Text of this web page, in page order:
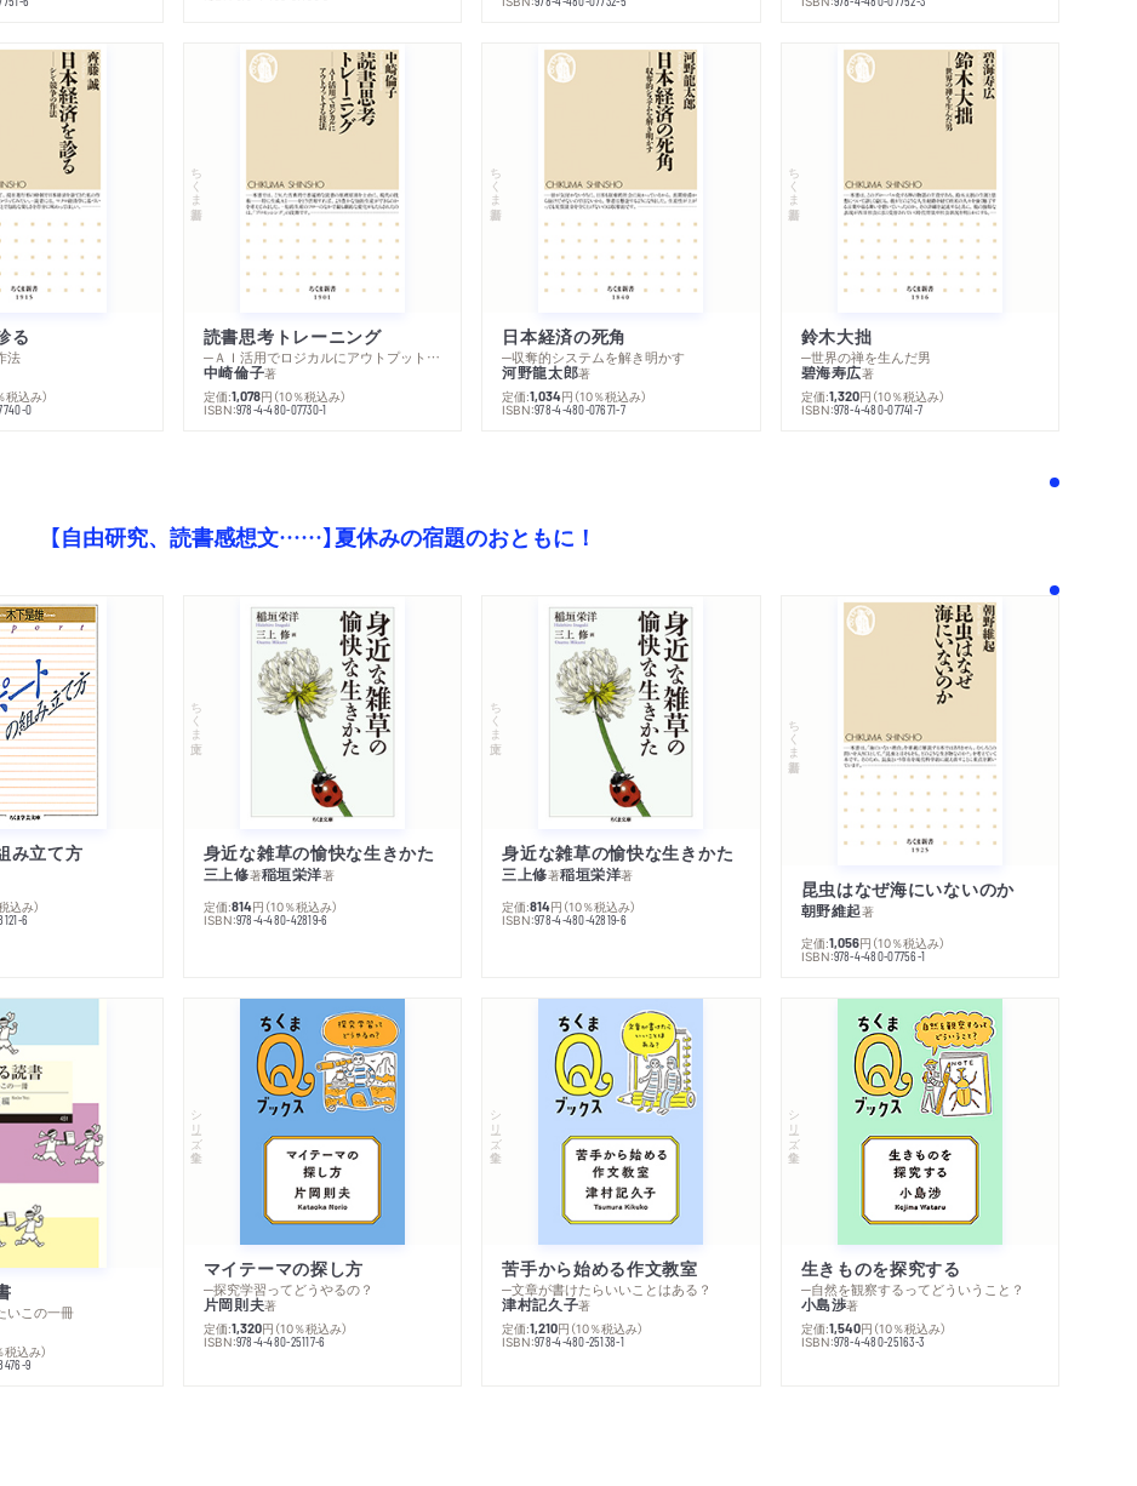
る
法
税込み）
0
ちくま新書
読書思考トレーニング
─ＡＩ活用でロジカルにアウトプットする技法
中崎倫子著
定価:1,078円 （10％税込み）
ISBN:978-4-480-07730-1
ちくま新書
日本経済の死角
─収奪的システムを解き明かす
河野龍太郎著
定価:1,034円 （10％税込み）
ISBN:978-4-480-07671-7
ちくま新書
鈴木大拙
─世界の禅を生んだ男
碧海寿広著
定価:1,320円 （10％税込み）
ISBN:978-4-480-07741-7
【自由研究、読書感想文……】夏休みの宿題のおともに！
み立て方
込み）
6
ちくま文庫
身近な雑草の愉快な生きかた
三上修著稲垣栄洋著
定価:814円 （10％税込み）
ISBN:978-4-480-42819-6
ちくま文庫
身近な雑草の愉快な生きかた
三上修著稲垣栄洋著
定価:814円 （10％税込み）
ISBN:978-4-480-42819-6
ちくま新書
昆虫はなぜ海にいないのか
朝野維起著
定価:1,056円 （10％税込み）
ISBN:978-4-480-07756-1
いこの一冊
税込み）
9
シリーズ・全集
マイテーマの探し方
─探究学習ってどうやるの？
片岡則夫著
定価:1,320円 （10％税込み）
ISBN:978-4-480-25117-6
シリーズ・全集
苦手から始める作文教室
─文章が書けたらいいことはある？
津村記久子著
定価:1,210円 （10％税込み）
ISBN:978-4-480-25138-1
シリーズ・全集
生きものを探究する
─自然を観察するってどういうこと？
小島渉著
定価:1,540円 （10％税込み）
ISBN:978-4-480-25163-3